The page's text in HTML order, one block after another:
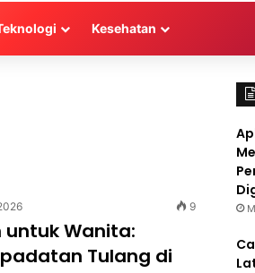
Kesehatan
9
untuk Wanita:
Tulang di